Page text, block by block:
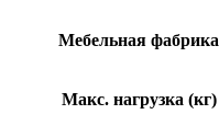
Мебельная фабрика
Макс. нагрузка (кг)